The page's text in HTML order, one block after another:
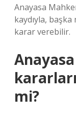
Anayasa
kaydıyla, başka
karar verebilir.
mi?